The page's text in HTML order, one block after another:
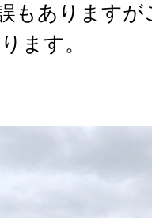
もあります
ます。